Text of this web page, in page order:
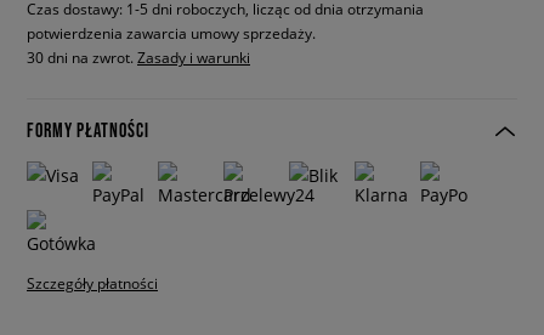
Czas dostawy: 1-5 dni roboczych, licząc od dnia otrzymania
potwierdzenia zawarcia umowy sprzedaży.
30 dni na zwrot. Zasady i warunki
FORMY PŁATNOŚCI
Szczegóły płatności